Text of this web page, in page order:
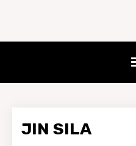
JIN SILA